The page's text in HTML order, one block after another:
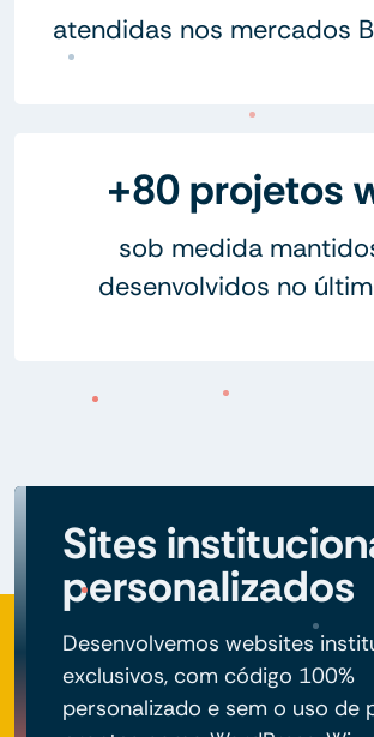
atendidas nos mercados
+80 projetos
sob medida
desenvolvidos no
Sites
personalizados
Desenvolvemos websites
exclusivos, com código 100%
personalizado e sem o uso de